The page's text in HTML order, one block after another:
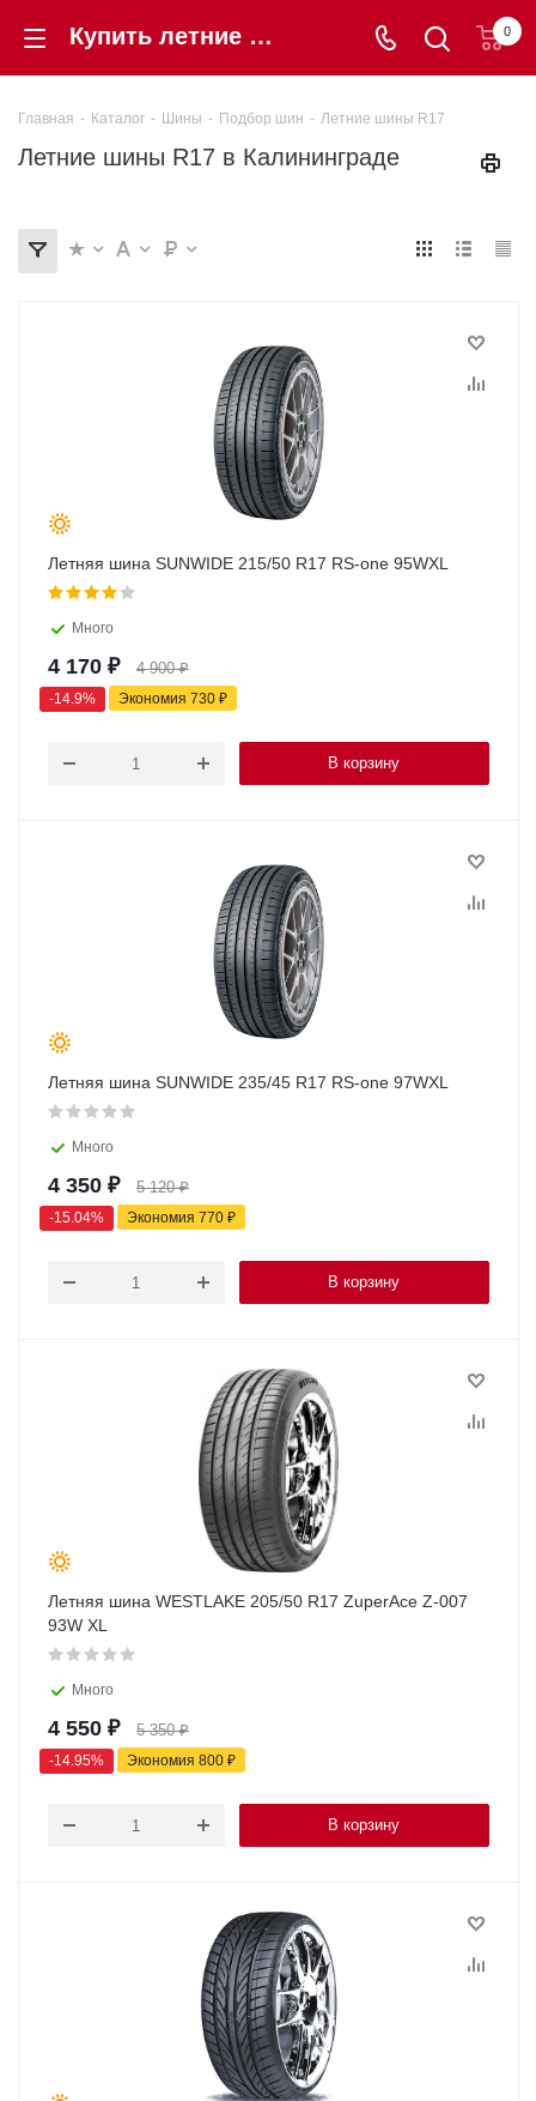
Купить летние шины R17 в Калининграде по низкой цене с гарантией | «Шинторг» 0
Главная - Каталог - Шины - Подбор шин - Летние шины R17
Летние шины R17 в Калининграде
Летняя шина SUNWIDE 215/50 R17 RS-one 95WXL
Много
4 170 ₽ 4 900₽
-14.9% Экономия 730 ₽
В корзину
Летняя шина SUNWIDE 235/45 R17 RS-one 97WXL
Много
4 350 ₽ 5 120₽
-15.04% Экономия 770 ₽
В корзину
Летняя шина WESTLAKE 205/50 R17 ZuperAce Z-007
93W XL
Много
4 550 ₽ 5 350₽
-14.95% Экономия 800 ₽
В корзину